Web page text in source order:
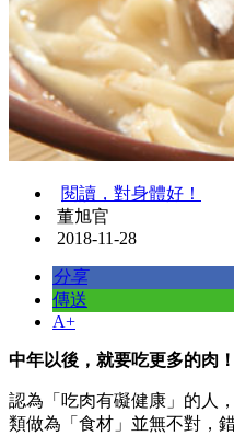
閱讀，對身體好！
董旭官
2018-11-28
分享
傳送
A+
中年以後，就要吃更多的肉！
認為「吃肉有礙健康」的人
類做為「食材」並無不對，